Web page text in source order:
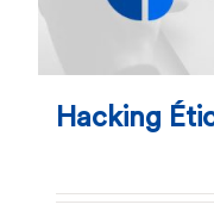
Hacking